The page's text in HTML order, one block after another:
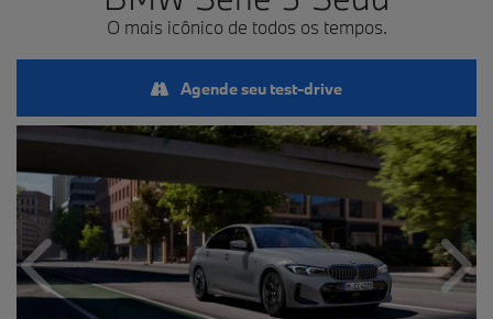
O mais icônico de todos os tempos.
Agende seu test-drive
Anterior